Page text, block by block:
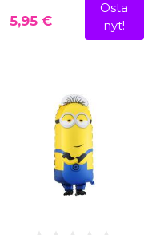
5,95 €
Osta
nyt!